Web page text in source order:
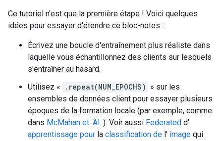
Ce tutoriel n'est que la première étape ! Voici quelques
idées pour essayer d'étendre ce bloc-notes :
Écrivez une boucle d'entraînement plus réaliste dans
laquelle vous échantillonnez des clients sur lesquels
s'entraîner au hasard.
Utilisez «
.repeat(NUM_EPOCHS) » sur les
ensembles de données client pour essayer plusieurs
époques de la formation locale (par exemple, comme
dans McMahan et. Al. ). Voir aussi Federated d'
apprentissage pour la classification de l' image qui